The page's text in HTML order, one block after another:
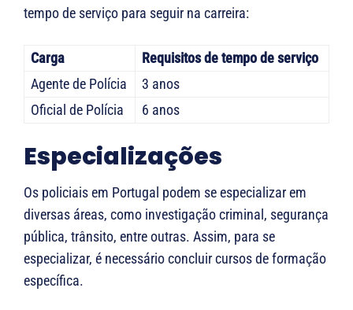
tempo de serviço para seguir na carreira:
Carga
Requisitos de tempo de serviço
Agente de Polícia
3 anos
Oficial de Polícia
6 anos
Especializações
Os policiais em Portugal podem se especializar em
diversas áreas, como investigação criminal, segurança
pública, trânsito, entre outras. Assim, para se
especializar, é necessário concluir cursos de formação
específica.